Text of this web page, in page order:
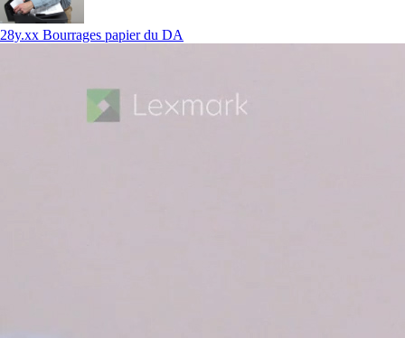
28y.xx Bourrages papier du DA